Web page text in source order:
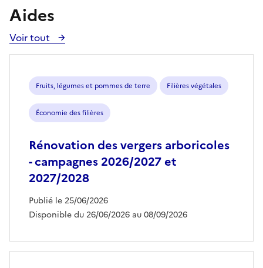
Aides
Voir tout
Voir
toutes
aides
Fruits, légumes et pommes de terre Filières végétales
Économie des filières
Rénovation des vergers arboricoles
- campagnes 2026/2027 et
2027/2028
Publié le 25/06/2026
Disponible du 26/06/2026 au 08/09/2026